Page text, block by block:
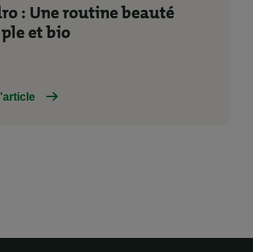
: Une routine beauté
et bio